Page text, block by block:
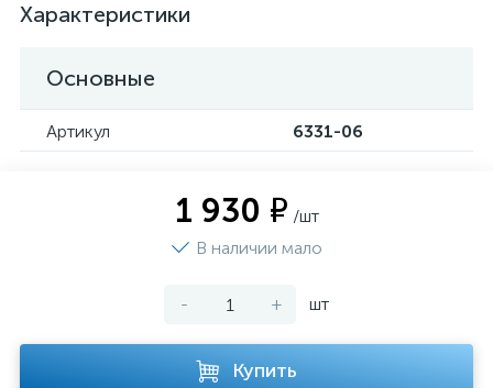
Характеристики
Основные
Артикул 6331-06
1 930 ₽ /шт
В наличии мало
- + шт
Купить